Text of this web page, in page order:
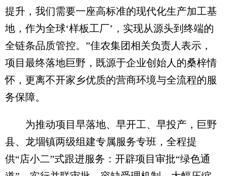
提升，我们需要一座高标准的现代化生产加工基
地，作为全球‘样板工厂’，实现从源头到终端的
全链条品质管控。”佳农集团相关负责人表示，
项目最终落地巨野，既源于企业创始人的桑梓情
怀，更离不开家乡优质的营商环境与全流程的服
务保障。
为推动项目早落地、早开工、早投产，巨野
县、龙堌镇两级组建专属服务专班，全程提
供“店小二”式跟进服务：开辟项目审批“绿色通